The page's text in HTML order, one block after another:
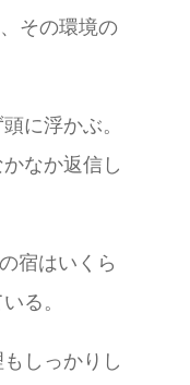
その環境の
に浮かぶ。
なか返信し
宿はいくら
る。
しっかりし